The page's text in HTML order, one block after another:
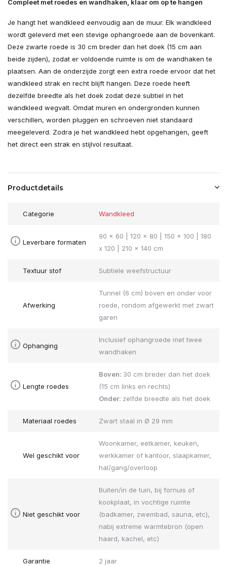
Compleet met roedes en wandhaken, klaar om op te hangen
Je hangt het wandkleed eenvoudig aan de muur. Elk wandkleed
wordt geleverd met een stevige ophangroede aan de bovenkant.
Deze zwarte roede is 30 cm breder dan het doek (15 cm aan
beide zijden), zodat er voldoende ruimte is om de wandhaken te
plaatsen. Aan de onderzijde zorgt een extra roede ervoor dat het
wandkleed strak en recht blijft hangen. Deze roede heeft
dezelfde breedte als het doek zodat deze subtiel in het
wandkleed wegvalt. Omdat muren en ondergronden kunnen
verschillen, worden pluggen en schroeven niet standaard
meegeleverd. Zodra je het wandkleed hebt opgehangen, geeft
het direct een strak en stijlvol resultaat.
Productdetails
Categorie Wandkleed
Leverbare formaten
90 x 60 | 120 x 80 | 150 x 100 | 180
x 120 | 210 x 140 cm
Textuur stof Subtiele weefstructuur
Afwerking
Tunnel (6 cm) boven en onder voor
roede, rondom afgewerkt met zwart
garen
Ophanging
Inclusief ophangroede met twee
wandhaken
Lengte roedes
Boven: 30 cm breder dan het doek
(15 cm links en rechts)
Onder: zelfde breedte als het doek
Materiaal roedes Zwart staal in Ø 29 mm
Wel geschikt voor
Woonkamer, eetkamer, keuken,
werkkamer of kantoor, slaapkamer,
hal/gang/overloop
Niet geschikt voor
Buiten/in de tuin, bij fornuis of
kookplaat, in vochtige ruimte
(badkamer, zwembad, sauna, etc),
nabij extreme warmtebron (open
haard, kachel, etc)
Garantie 2 jaar